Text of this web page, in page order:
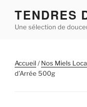
contenu
TENDRES
Une sélection de
Accueil/Nos Miels
d’Arrée 500g